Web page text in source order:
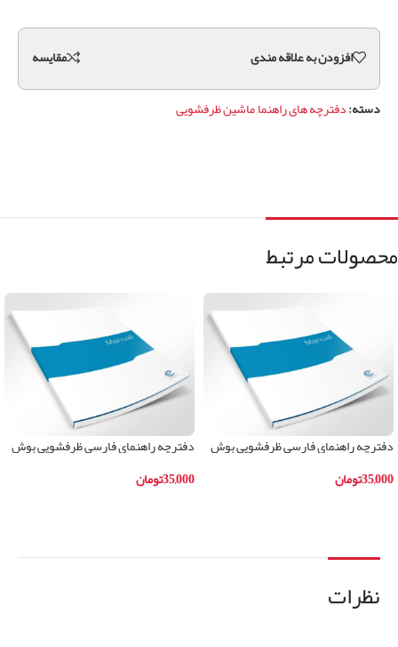
افزودن به علاقه مندی مقايسه
دسته:دفترچه های راهنما,ماشین ظرفشویی
محصولات مرتبط
دفترچه راهنمای فارسی ظرفشویی بوش
35,000تومان
دفترچه راهنمای فارسی ظرفشویی بوش
35,000تومان
نظرات